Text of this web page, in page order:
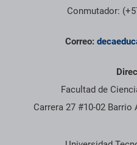
Conmutador:
Correo:
Facultad de
Carrera 27 #10-02